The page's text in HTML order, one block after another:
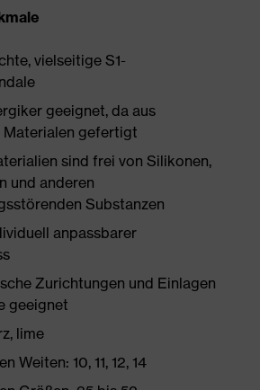
vielseitige S1-
geeignet, da aus
Materialen gefertigt
sind frei von Silikonen,
und anderen
Substanzen
anpassbarer
Zurichtungen und Einlagen
geeignet
lime
Weiten: 10, 11, 12, 14